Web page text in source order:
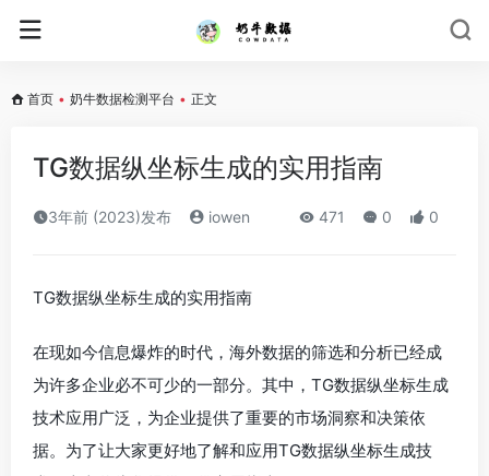
首页 • 奶牛数据检测平台 • 正文
TG数据纵坐标生成的实用指南
3年前 (2023)发布 iowen 471 0 0
TG数据纵坐标生成的实用指南
在现如今信息爆炸的时代，海外数据的筛选和分析已经成
为许多企业必不可少的一部分。其中，TG数据纵坐标生成
技术应用广泛，为企业提供了重要的市场洞察和决策依
据。为了让大家更好地了解和应用TG数据纵坐标生成技